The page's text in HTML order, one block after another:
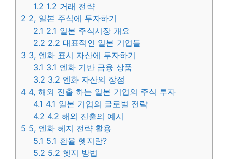
1.2 1.2 거래 전략
2 2, 일본 주식에 투자하기
2.1 2.1 일본 주식시장 개요
2.2 2.2 대표적인 일본 기업들
3 3, 엔화 표시 자산에 투자하기
3.1 3.1 엔화 기반 금융 상품
3.2 3.2 엔화 자산의 장점
4 4, 해외 진출 하는 일본 기업의 주식 투자
4.1 4.1 일본 기업의 글로벌 전략
4.2 4.2 해외 진출의 예시
5 5, 엔화 헤지 전략 활용
5.1 5.1 환율 헷지란?
5.2 5.2 헷지 방법